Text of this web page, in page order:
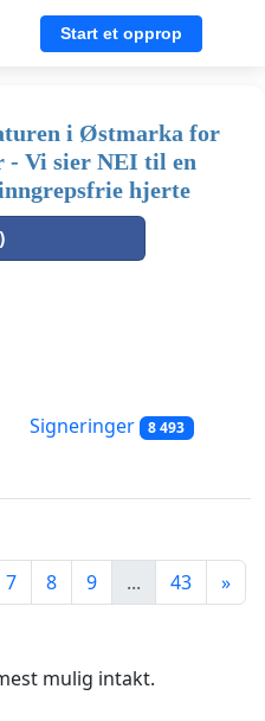
Start et opprop
i Østmarka for
- Vi sier NEI til en
hjerte
Signeringer 8 493
7 8 9 ... 43 »
mulig intakt.